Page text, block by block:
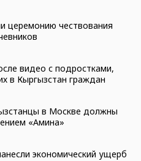
церемонию чествования
видео с подростками,
в Кыргызстан граждан
в Москве должны
«Амина»
экономический ущерб